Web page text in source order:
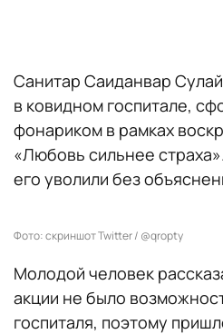
Санитар Саиданвар
в ковидном госпитале,
фонариком в рамках
«Любовь сильнее
его уволили без
Фото: скриншот Twitter / @qropty
Молодой человек
акции не было
госпиталя, поэтому